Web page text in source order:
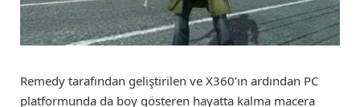
Remedy tarafından geliştirilen ve X360’ın ardından PC
platformunda da boy gösteren hayatta kalma macera